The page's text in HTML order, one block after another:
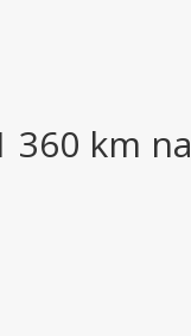
360 km na